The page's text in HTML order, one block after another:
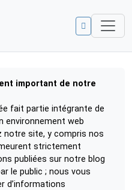
important de notre
fait partie intégrante de
environnement web
notre site, y compris nos
strictement
publiées sur notre blog
le public ; nous vous
d’informations